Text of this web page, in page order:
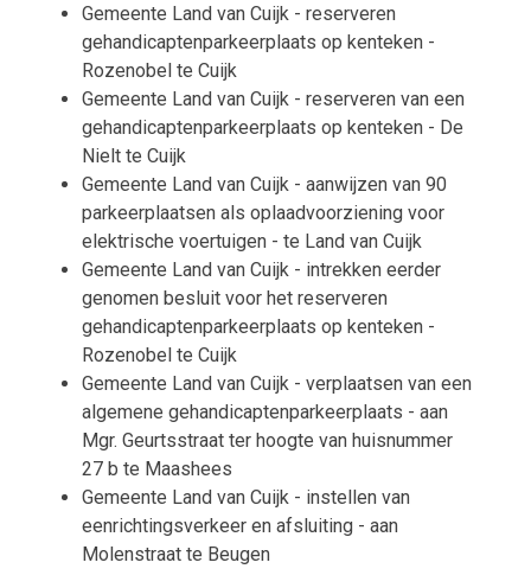
Gemeente Land van Cuijk - reserveren
gehandicaptenparkeerplaats op kenteken -
Rozenobel te Cuijk
Gemeente Land van Cuijk - reserveren van een
gehandicaptenparkeerplaats op kenteken - De
Nielt te Cuijk
Gemeente Land van Cuijk - aanwijzen van 90
parkeerplaatsen als oplaadvoorziening voor
elektrische voertuigen - te Land van Cuijk
Gemeente Land van Cuijk - intrekken eerder
genomen besluit voor het reserveren
gehandicaptenparkeerplaats op kenteken -
Rozenobel te Cuijk
Gemeente Land van Cuijk - verplaatsen van een
algemene gehandicaptenparkeerplaats - aan
Mgr. Geurtsstraat ter hoogte van huisnummer
27 b te Maashees
Gemeente Land van Cuijk - instellen van
eenrichtingsverkeer en afsluiting - aan
Molenstraat te Beugen